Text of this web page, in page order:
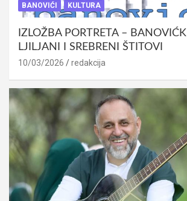
BANOVIĆI KULTURA
IZLOŽBA PORTRETA –
LJILJANI I SREBRENI ŠTITOVI
10/03/2026 redakcija